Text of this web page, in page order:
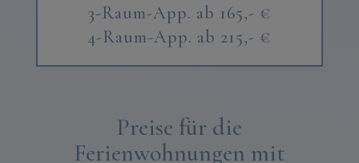
3-Raum-App. ab 165,- €
4-Raum-App. ab 215,- €
Preise für die
Ferienwohnungen mit